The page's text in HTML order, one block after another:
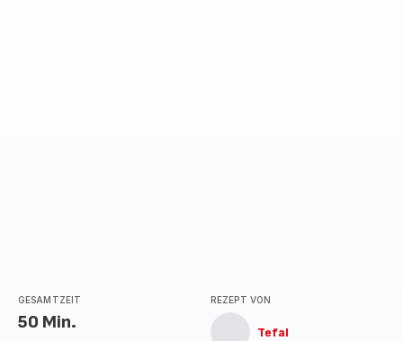
GESAMTZEIT
50 Min.
REZEPT VON
Tefal